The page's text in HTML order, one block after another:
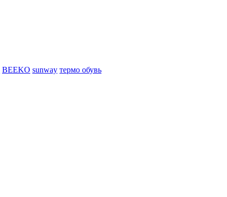
BEEKO sunway термо обувь